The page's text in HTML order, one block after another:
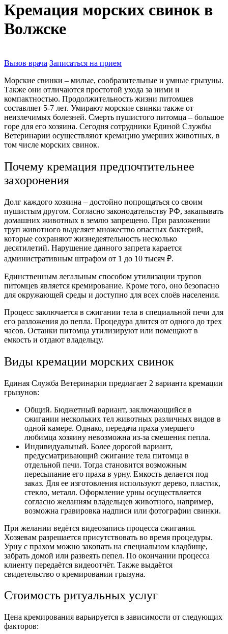
Кремация морских свинок в
Волжске
Вызов врача Записаться на прием
Морские свинки – милые, сообразительные и умные грызуны.
Также они отличаются простотой ухода за ними и
компактностью. Продолжительность жизни питомцев
составляет 5-7 лет. Умирают морские свинки также от
неизлечимых болезней. Смерть пушистого питомца – большое
горе для его хозяина. Сегодня сотрудники Единой Службы
Ветеринарии осуществляют кремацию умерших животных, в
том числе морских свинок.
Почему кремация предпочтительнее
захоронения
Долг каждого хозяина – достойно попрощаться со своим
пушистым другом. Согласно законодательству РФ, закапывать
домашних животных в землю запрещено. При разложении
труп животного выделяет множество опасных бактерий,
которые сохраняют жизнедеятельность несколько
десятилетий. Нарушение данного запрета карается
административным штрафом от 1 до 10 тысяч ₽.
Единственным легальным способом утилизации трупов
питомцев является кремирование. Кроме того, оно безопасно
для окружающей среды и доступно для всех слоёв населения.
Процесс заключается в сжигании тела в специальной печи для
его разложения до пепла. Процедура длится от одного до трех
часов. Останки питомца утилизируют или помещают в
емкость и отдают владельцу.
Виды кремации морских свинок
Единая Служба Ветеринарии предлагает 2 варианта кремации
грызунов:
Общий. Бюджетный вариант, заключающийся в
сжигании нескольких тел животных различных видов в
одной камере. Однако, передача праха умершего
любимца хозяину невозможна из-за смешения пепла.
Индивидуальный. Более дорогой вариант,
предусматривающий сжигание тела питомца в
отдельной печи. Тогда становится возможным
пересыпание его праха в урну. Емкость делается под
заказ. Для ее изготовления используют дерево, пластик,
стекло, металл. Оформление урны осуществляется
согласно желаниям владельцев животного, например,
возможна гравировка надписи или фотографии свинки.
При желании ведётся видеозапись процесса сжигания.
Хозяевам разрешается присутствовать во время процедуры.
Урну с прахом можно закопать на специальном кладбище,
забрать домой или развеять пепел. По окончании процесса
клиенту передаётся видеоотчёт. Также выдаётся
свидетельство о кремировании грызуна.
Стоимость ритуальных услуг
Цена кремирования варьируется в зависимости от следующих
факторов: